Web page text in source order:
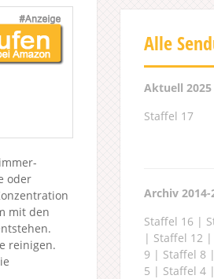
oder
mit den
reinigen.
Alle
Aktuell 2025
Staffel 17
Archiv 2014-
Staffel 16 |
| Staffel 12 |
9 | Staffel 8 |
5 | Staffel 4 |